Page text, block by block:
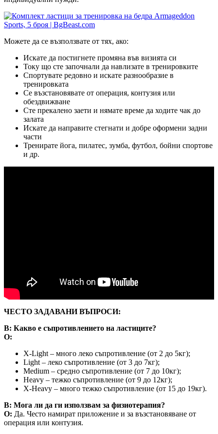
Можете да се възползвате от тях, ако:
Искате да постигнете промяна във визията си
Току що сте започнали да навлизате в тренировките
Спортувате редовно и искате разнообразие в
тренировката
Се възстановявате от операция, контузия или
обездвижване
Сте прекалено заети и нямате време да ходите чак до
залата
Искате да направите стегнати и добре оформени задни
части
Тренирате йога, пилатес, зумба, футбол, бойни спортове
и др.
ЧЕСТО ЗАДАВАНИ ВЪПРОСИ:
В: Какво е съпротивлението на ластиците?
О:
X-Light – много леко съпротивление (от 2 до 5кг);
Light – леко съпротивление (от 3 до 7кг);
Medium – средно съпротивление (от 7 до 10кг);
Heavy – тежко съпротивление (от 9 до 12кг);
X-Heavy – много тежко съпротивление (от 15 до 19кг).
В: Мога ли да ги използвам за физиотерапия?
О: Да. Често намират приложение и за възстановяване от
операция или контузия.